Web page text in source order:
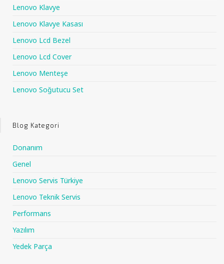
Lenovo Klavye
Lenovo Klavye Kasası
Lenovo Lcd Bezel
Lenovo Lcd Cover
Lenovo Menteşe
Lenovo Soğutucu Set
Blog Kategori
Donanım
Genel
Lenovo Servis Türkiye
Lenovo Teknik Servis
Performans
Yazılım
Yedek Parça